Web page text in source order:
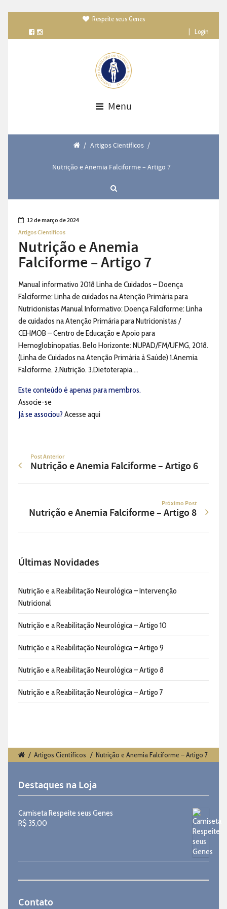
Respeite seus Genes
Login
Menu
/ Artigos Científicos /
Nutrição e Anemia Falciforme – Artigo 7
12 de março de 2024
Artigos Científicos
Nutrição e Anemia
Falciforme – Artigo 7
Manual informativo 2018 Linha de Cuidados – Doença
Falciforme: Linha de cuidados na Atenção Primária para
Nutricionistas Manual Informativo: Doença Falciforme: Linha
de cuidados na Atenção Primária para Nutricionistas /
CEHMOB – Centro de Educação e Apoio para
Hemoglobinopatias. Belo Horizonte: NUPAD/FM/UFMG, 2018.
(Linha de Cuidados na Atenção Primária à Saúde) 1.Anemia
Falciforme. 2.Nutrição. 3.Dietoterapia....
Este conteúdo é apenas para membros.
Associe-se
Já se associou? Acesse aqui
Post Anterior
Nutrição e Anemia Falciforme – Artigo 6
Próximo Post
Nutrição e Anemia Falciforme – Artigo 8
Últimas Novidades
Nutrição e a Reabilitação Neurológica – Intervenção
Nutricional
Nutrição e a Reabilitação Neurológica – Artigo 10
Nutrição e a Reabilitação Neurológica – Artigo 9
Nutrição e a Reabilitação Neurológica – Artigo 8
Nutrição e a Reabilitação Neurológica – Artigo 7
/ Artigos Científicos / Nutrição e Anemia Falciforme – Artigo 7
Destaques na Loja
Camiseta Respeite seus Genes
R$ 35,00
Contato